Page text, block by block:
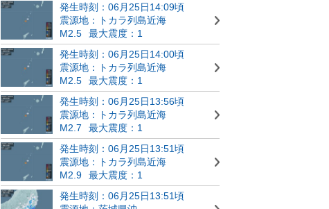
発生時刻：06月25日14:09頃
震源地：トカラ列島近海
M2.5
最大震度：1
発生時刻：06月25日14:00頃
震源地：トカラ列島近海
M2.5
最大震度：1
発生時刻：06月25日13:56頃
震源地：トカラ列島近海
M2.7
最大震度：1
発生時刻：06月25日13:51頃
震源地：トカラ列島近海
M2.9
最大震度：1
発生時刻：06月25日13:51頃